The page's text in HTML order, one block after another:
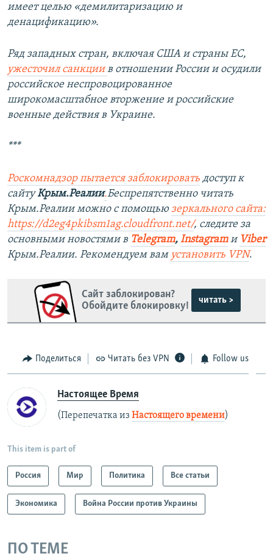
имеет целью «демилитаризацию и
денацификацию».
Ряд западных стран, включая США и страны ЕС,
ужесточил санкциив отношении России и осудили
российское неспровоцированное
широкомасштабное вторжение и российские
военные действия в Украине.
***
Роскомнадзор пытается заблокировать доступ к
сайтуКрым.Реалии.Беспрепятственно читать
Крым.Реалии можно с помощью зеркального сайта:
https://d2eg4pkibsm1ag.cloudfront.net/, следите за
основными новостями в Telegram, Instagramи Viber
Крым.Реалии. Рекомендуем вам установить VPN.
Сайт заблокирован?
Обойдите блокировку!
читать >
Поделиться Читать без VPN Follow us
Настоящее Время
(Перепечатка из Настоящего времени)
This item is part of
Россия Мир Политика Все статьи
Экономика Война России против Украины
ПО ТЕМЕ